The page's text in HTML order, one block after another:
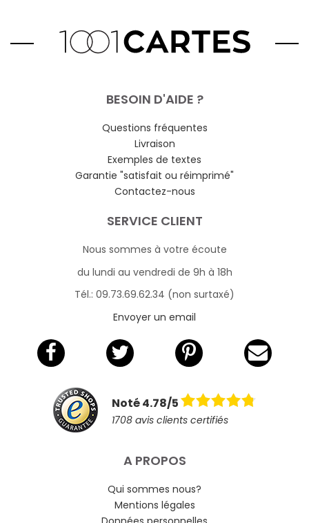
BESOIN D'AIDE ?
Questions fréquentes
Livraison
Exemples de textes
Garantie "satisfait ou réimprimé"
Contactez-nous
SERVICE CLIENT
Nous sommes à votre écoute
du lundi au vendredi de 9h à 18h
Tél.: 09.73.69.62.34 (non surtaxé)
Envoyer un email
Noté 4.78/5
1708 avis clients certifiés
A PROPOS
Qui sommes nous?
Mentions légales